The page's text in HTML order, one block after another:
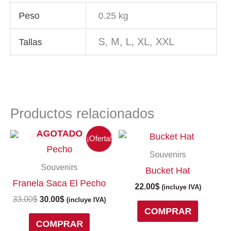
Peso 0.25 kg
Tallas S, M, L, XL, XXL
Productos relacionados
¡Oferta!
AGOTADO
Souvenirs
Franela Saca El Pecho
33.00$
El
precio
era:
30.00$
El
precio
es:
(incluye IVA)
COMPRAR
Este
producto
variantes.
Las
opciones
Souvenirs
Bucket Hat
22.00$ (incluye IVA)
COMPRAR